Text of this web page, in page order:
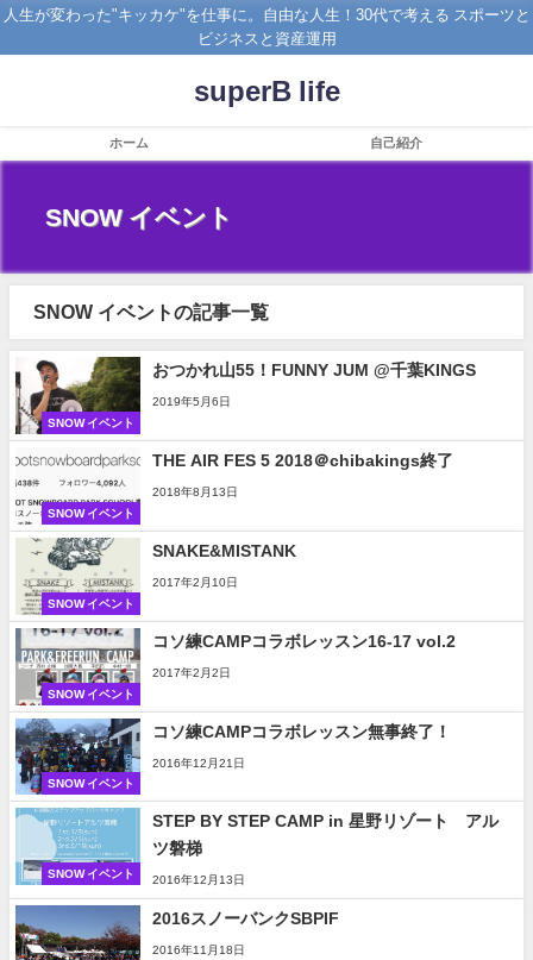
人生が変わった"キッカケ"を仕事に。自由な人生！30代で考える スポーツと
ビジネスと資産運用
superB life
ホーム 自己紹介
SNOW イベント
SNOW イベントの記事一覧
SNOW イベント
おつかれ山55！FUNNY JUM @千葉KINGS
2019年5月6日
SNOW イベント
THE AIR FES 5 2018＠chibakings終了
2018年8月13日
SNOW イベント
SNAKE&MISTANK
2017年2月10日
SNOW イベント
コソ練CAMPコラボレッスン16-17 vol.2
2017年2月2日
SNOW イベント
コソ練CAMPコラボレッスン無事終了！
2016年12月21日
SNOW イベント
STEP BY STEP CAMP in 星野リゾート アル
ツ磐梯
2016年12月13日
2016スノーバンクSBPIF
2016年11月18日